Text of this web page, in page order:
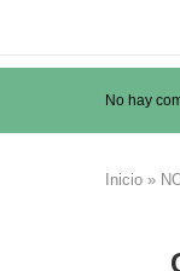
No hay
Inicio »